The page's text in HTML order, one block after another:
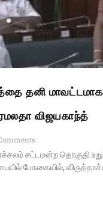
தனி
விஜயகாந்த்
சட்டமன்ற தொகுதி
பேசுகையில்,